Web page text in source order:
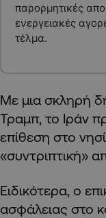
παρορμητικές
ενεργειακές
τέλμα.
Με μια σκληρή
Τραμπ, το Ιράν
επίθεση στο
«συντριπτική»
Ειδικότερα, ο
ασφάλειας στο